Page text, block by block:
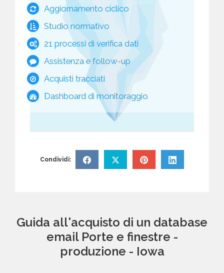
Aggiornamento ciclico
Studio normativo
21 processi di verifica dati
Assistenza e follow-up
Acquisti tracciati
Dashboard di monitoraggio
Condividi:
Guida all'acquisto di un database
email Porte e finestre -
produzione - Iowa